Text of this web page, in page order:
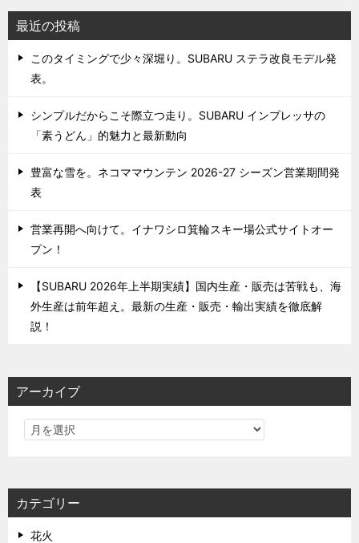
最近の投稿
このタイミングで少々深堀り。SUBARU ステラ改良モデル発
表。
シンプルだからこそ際立つ走り。SUBARU インプレッサの
「素うどん」的魅力と最新動向
豊富な雪を。ネコママウンテン 2026-27 シーズン営業期間発
表
営業再開へ向けて。イナワシロ箕輪スキー場公式サイトオー
プン！
【SUBARU 2026年上半期実績】国内生産・販売は苦戦も、海
外生産は前年超え。最新の生産・販売・輸出実績を徹底解
説！
アーカイブ
カテゴリー
花火